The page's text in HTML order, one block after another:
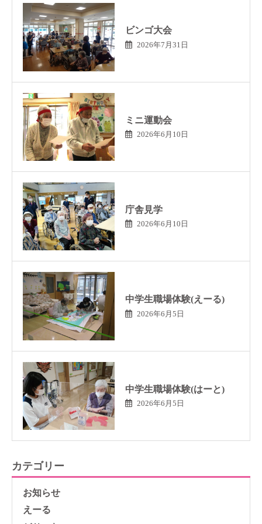
ビンゴ大会
2026年7月31日
ミニ運動会
2026年6月10日
庁舎見学
2026年6月10日
中学生職場体験(えーる)
2026年6月5日
中学生職場体験(はーと)
2026年6月5日
カテゴリー
お知らせ
えーる